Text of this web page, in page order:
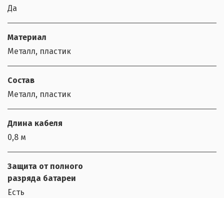
Да
Материал
Металл, пластик
Состав
Металл, пластик
Длина кабеля
0,8 м
Защита от полного
разряда батареи
Есть